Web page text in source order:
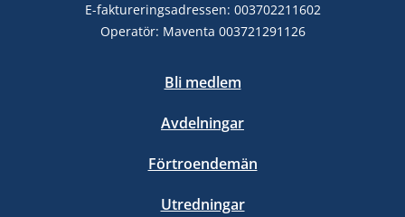
E-faktureringsadressen: 003702211602
Operatör: Maventa 003721291126
Bli medlem
Avdelningar
Förtroendemän
Utredningar